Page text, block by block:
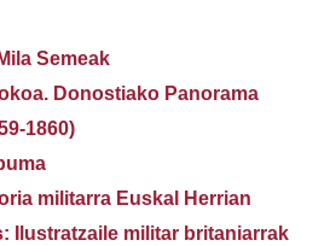
Semeak
Donostiako Panorama
1860)
militarra Euskal Herrian
Ilustratzaile militar britaniarrak